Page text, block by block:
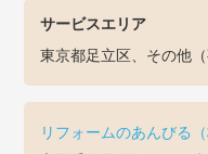
お知らせを更新しました
2022/01/07
2021/07/06
サービスエリア
東京都足立区、その他
リフォームのあんびる